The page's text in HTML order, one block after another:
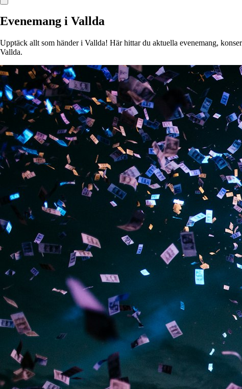
Evenemang i Vallda
Upptäck allt som händer i Vallda! Här hittar du aktuella evenemang,
Vallda.